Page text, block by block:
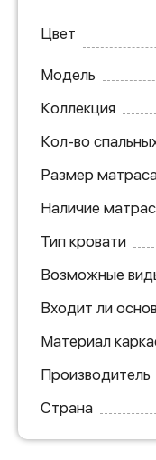
Цвет
Модель
Коллекция
Кол-во
Размер
Наличие
Тип кровати
Возможные
Входит ли
Материал
Производитель
Страна